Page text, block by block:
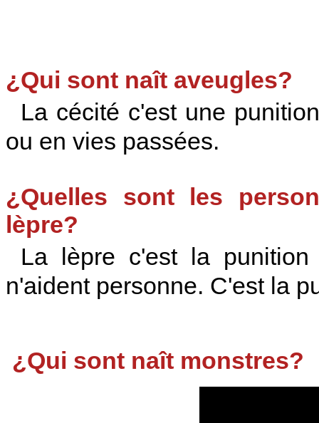
¿Qui sont naît aveugles?
La cécité c'est une
ou en vies passées.
¿Quelles sont les
lèpre?
La lèpre c'est la punition
n'aident personne. C'est la
¿Qui sont naît monstres?